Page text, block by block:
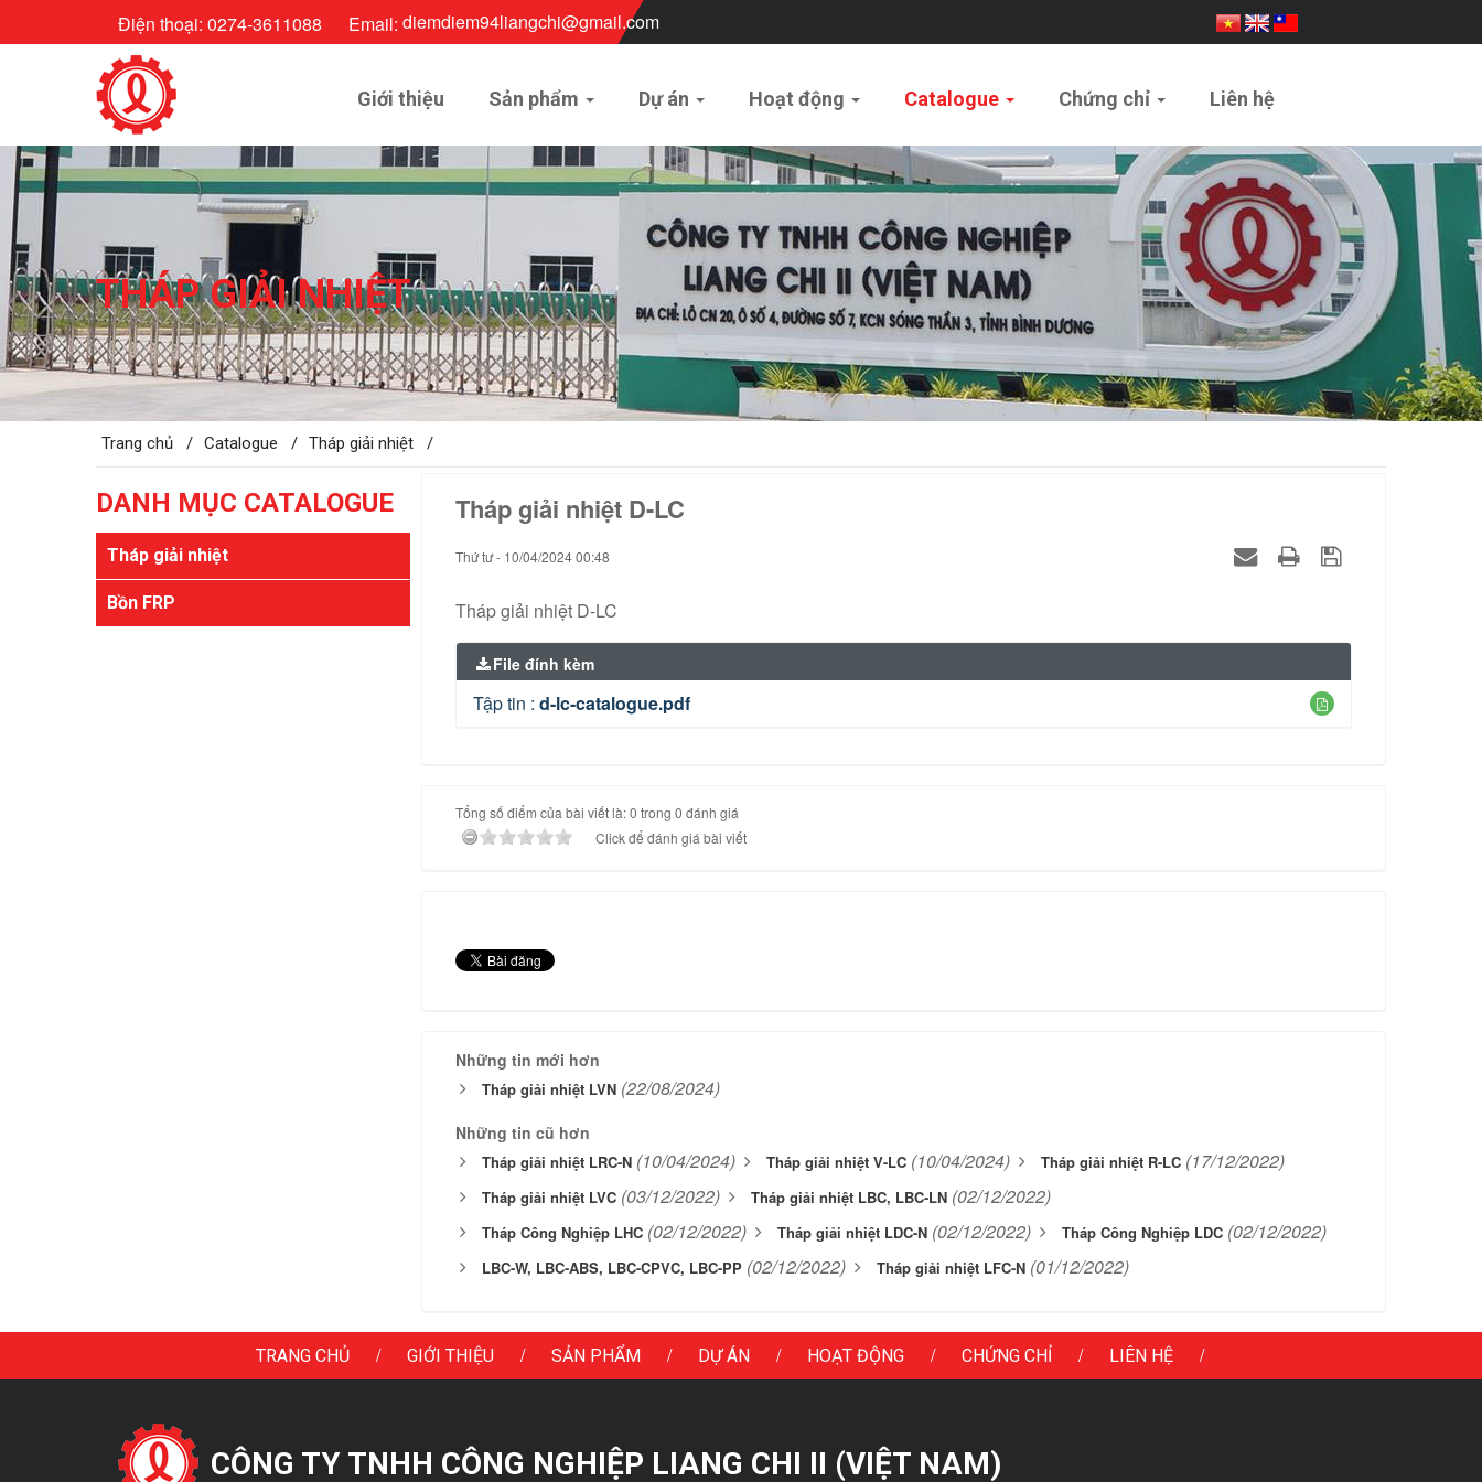
Điện thoại: 0274-3611088 Email: diemdiem94liangchi@gmail.com
Giới thiệu Sản phẩm Dự án Hoạt động Catalogue Chứng chỉ Liên hệ
THÁP GIẢI NHIỆT
Trang chủ / Catalogue / Tháp giải nhiệt /
Tháp giải nhiệt D-LC
Thứ tư - 10/04/2024 00:48
Tháp giải nhiệt D-LC
File đính kèm
Tập tin : d-lc-catalogue.pdf
Tổng số điểm của bài viết là: 0 trong 0 đánh giá
Click để đánh giá bài viết
Những tin mới hơn
Tháp giải nhiệt LVN (22/08/2024)
Những tin cũ hơn
Tháp giải nhiệt LRC-N (10/04/2024) Tháp giải nhiệt V-LC (10/04/2024) Tháp giải nhiệt R-LC (17/12/2022)
Tháp giải nhiệt LVC (03/12/2022) Tháp giải nhiệt LBC, LBC-LN (02/12/2022)
Tháp Công Nghiệp LHC (02/12/2022) Tháp giải nhiệt LDC-N (02/12/2022) Tháp Công Nghiệp LDC (02/12/2022)
LBC-W, LBC-ABS, LBC-CPVC, LBC-PP (02/12/2022) Tháp giải nhiệt LFC-N (01/12/2022)
DANH MỤC CATALOGUE
Tháp giải nhiệt
Bồn FRP
TRANG CHỦ / GIỚI THIỆU / SẢN PHẨM / DỰ ÁN / HOẠT ĐỘNG / CHỨNG CHỈ / LIÊN HỆ /
CÔNG TY TNHH CÔNG NGHIỆP LIANG CHI II (VIỆT NAM)